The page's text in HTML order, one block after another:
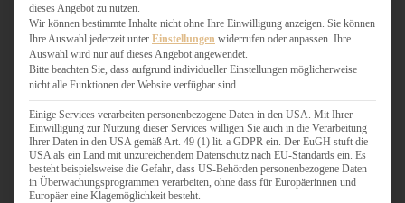
BURGER & SANDWICHES
FIX AUF DEM TISCH
FLEISCH & FISCH
GRILLEN / BARBECUE
HERZHAFTES BACKEN
ONE-POT-GERICHTE
PASTA & NUDELGERICHTE
PIZZA, TARTES & QUICHES
REIS & RISOTTO
dieses Angebot zu nutzen.
Wir können bestimmte Inhalte nicht ohne Ihre Einwilligung anzeigen. Sie können
Ihre Auswahl jederzeit unter Einstellungen widerrufen oder anpassen. Ihre
Auswahl wird nur auf dieses Angebot angewendet.
Bitte beachten Sie, dass aufgrund individueller Einstellungen möglicherweise
nicht alle Funktionen der Website verfügbar sind.
Einige Services verarbeiten personenbezogene Daten in den USA. Mit Ihrer
Einwilligung zur Nutzung dieser Services willigen Sie auch in die Verarbeitung
Ihrer Daten in den USA gemäß Art. 49 (1) lit. a GDPR ein. Der EuGH stuft die
USA als ein Land mit unzureichendem Datenschutz nach EU-Standards ein. Es
besteht beispielsweise die Gefahr, dass US-Behörden personenbezogene Daten
in Überwachungsprogrammen verarbeiten, ohne dass für Europäerinnen und
Europäer eine Klagemöglichkeit besteht.